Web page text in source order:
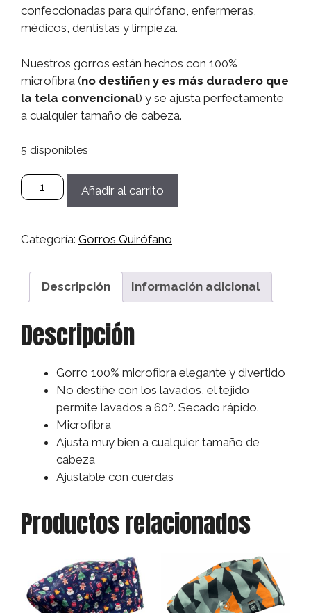
confeccionadas para quirófano, enfermeras,
médicos, dentistas y limpieza.
Nuestros gorros están hechos con 100%
microfibra (no destiñen y es más duradero que
la tela convencional) y se ajusta perfectamente
a cualquier tamaño de cabeza.
5 disponibles
Gorro
Microfibra
Quirófano,
Enfermera,
Dentistas
Mujer/Hombre
Espacio
Añadir al carrito
Categoría: Gorros Quirófano
Descripción Información adicional
Descripción
Gorro 100% microfibra elegante y divertido
No destiñe con los lavados, el tejido
permite lavados a 60º. Secado rápido.
Microfibra
Ajusta muy bien a cualquier tamaño de
cabeza
Ajustable con cuerdas
Productos relacionados